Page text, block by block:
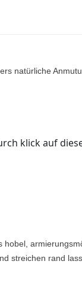
natürliche
klick auf
streichen rand